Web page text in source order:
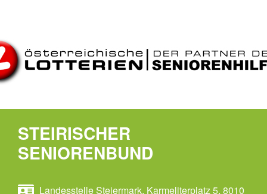
STEIRISCHER
SENIORENBUND
Landesstelle Steiermark, Karmeliterplatz 5, 8010